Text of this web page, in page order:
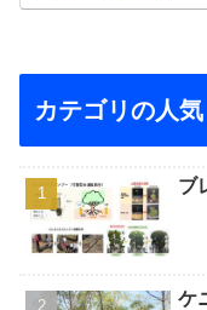
カテゴリの人気
ブ
ケ